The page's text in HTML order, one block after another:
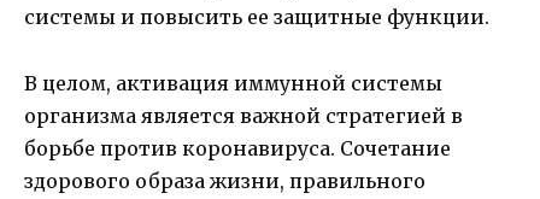
системы и повысить ее защитные функции.
В целом, активация иммунной системы
организма является важной стратегией в
борьбе против коронавируса. Сочетание
здорового образа жизни, правильного